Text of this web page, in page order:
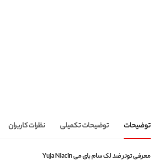
توضیحات توضیحات تکمیلی نظرات کاربران
معرفی تونر ضد لک سام بای می Yuja Niacin